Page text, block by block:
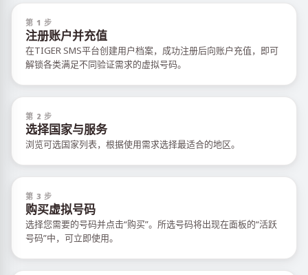
第 1 步
注册账户并充值
在TIGER SMS平台创建用户档案，成功注册后向账户充值，即可
解锁各类满足不同验证需求的虚拟号码。
第 2 步
选择国家与服务
浏览可选国家列表，根据使用需求选择最适合的地区。
第 3 步
购买虚拟号码
选择您需要的号码并点击“购买”。所选号码将出现在面板的“活跃
号码”中，可立即使用。